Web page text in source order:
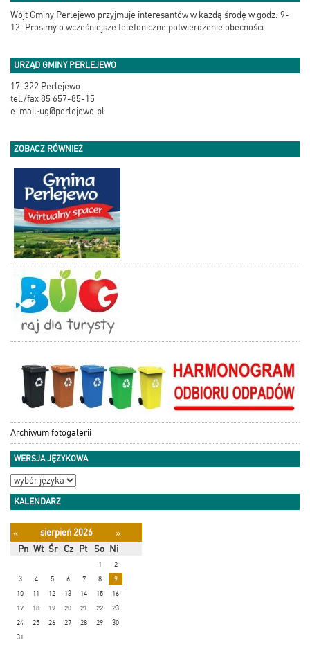
Wójt Gminy Perlejewo przyjmuje interesantów w każdą środę w godz. 9-
12. Prosimy o wcześniejsze telefoniczne potwierdzenie obecności.
URZĄD GMINY PERLEJEWO
17-322 Perlejewo
tel./fax 85 657-85-15
e-mail:ug@perlejewo.pl
ZOBACZ RÓWNIEŻ
Archiwum fotogalerii
WERSJA JĘZYKOWA
KALENDARZ
« sierpień 2026
»
Pn Wt Śr Cz Pt So Ni
1
2
3
4 5 6 7 8
9
10
11 12 13 14 15
16
17
18 19 20 21 22
23
24
25 26 27 28 29
30
31